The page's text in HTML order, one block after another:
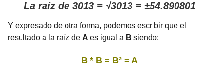
La raíz de 3013 = √3013 = ±54.890801
Y expresado de otra forma, podemos escribir que el
resultado a la raíz de A es igual a B siendo:
B * B = B² = A